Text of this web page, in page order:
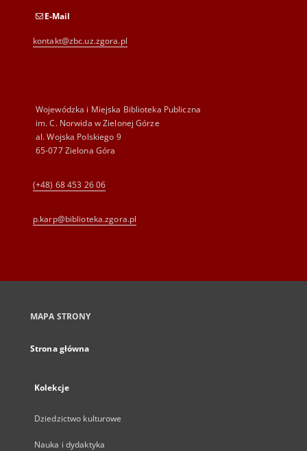
E-Mail
kontakt@zbc.uz.zgora.pl
Wojewódzka i Miejska Biblioteka Publiczna
im. C. Norwida w Zielonej Górze
al. Wojska Polskiego 9
65-077 Zielona Góra
(+48) 68 453 26 06
p.karp@biblioteka.zgora.pl
MAPA STRONY
Strona główna
Kolekcje
Dziedzictwo kulturowe
Nauka i dydaktyka